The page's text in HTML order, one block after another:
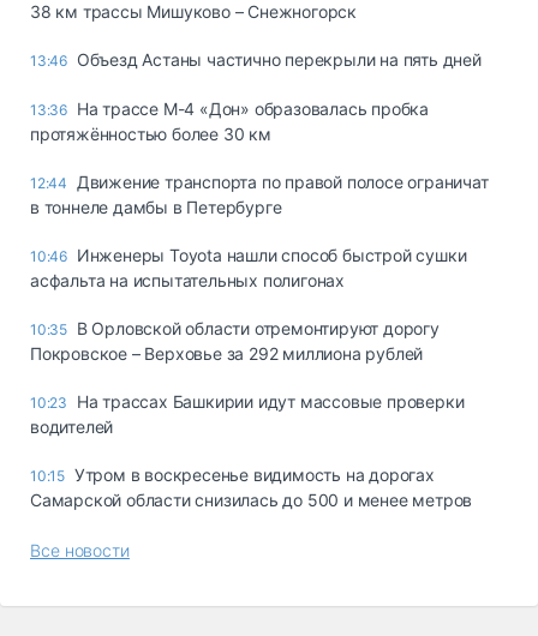
38 км трассы Мишуково – Снежногорск
13:46 Объезд Астаны частично перекрыли на пять дней
13:36 На трассе М-4 «Дон» образовалась пробка
протяжённостью более 30 км
12:44
Движение транспорта по правой полосе ограничат
в тоннеле дамбы в Петербурге
10:46 Инженеры Toyota нашли способ быстрой сушки
асфальта на испытательных полигонах
10:35 В Орловской области отремонтируют дорогу
Покровское – Верховье за 292 миллиона рублей
10:23
На трассах Башкирии идут массовые проверки
водителей
10:15 Утром в воскресенье видимость на дорогах
Самарской области снизилась до 500 и менее метров
Все новости